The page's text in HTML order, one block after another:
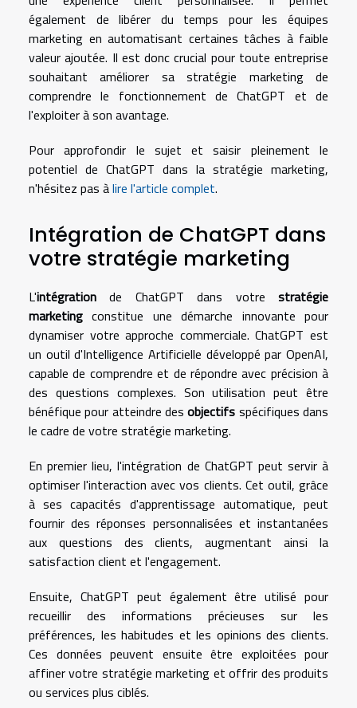
également de libérer du temps pour les équipes
marketing en automatisant certaines tâches à faible
valeur ajoutée. Il est donc crucial pour toute entreprise
souhaitant améliorer sa stratégie marketing de
comprendre le fonctionnement de ChatGPT et de
l'exploiter à son avantage.
Pour approfondir le sujet et saisir pleinement le
potentiel de ChatGPT dans la stratégie marketing,
n'hésitez pas àlire l'article complet.
Intégration de ChatGPT dans
votre stratégie marketing
L'intégration de ChatGPT dans votre stratégie
marketing constitue une démarche innovante pour
dynamiser votre approche commerciale. ChatGPT est
un outil d'Intelligence Artificielle développé par OpenAI,
capable de comprendre et de répondre avec précision à
des questions complexes. Son utilisation peut être
bénéfique pour atteindre desobjectifs spécifiques dans
le cadre de votre stratégie marketing.
En premier lieu, l'intégration de ChatGPT peut servir à
optimiser l'interaction avec vos clients. Cet outil, grâce
à ses capacités d'apprentissage automatique, peut
fournir des réponses personnalisées et instantanées
aux questions des clients, augmentant ainsi la
satisfaction client et l'engagement.
Ensuite, ChatGPT peut également être utilisé pour
recueillir des informations précieuses sur les
préférences, les habitudes et les opinions des clients.
Ces données peuvent ensuite être exploitées pour
affiner votre stratégie marketing et offrir des produits
ou services plus ciblés.